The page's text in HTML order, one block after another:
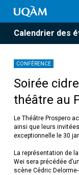
Calendrier des
CONFÉRENCE
Soirée
théâtre au
Le Théâtre Prospero
ainsi que leurs
exceptionnelle le 30
La représentation de
Wei sera précédée
scène Cédric